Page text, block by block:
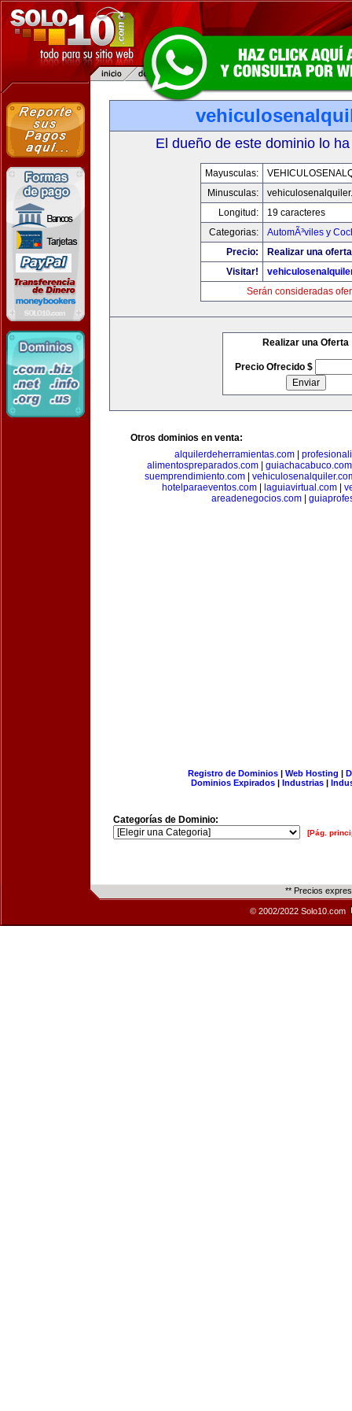
El dueño de este dominio lo
Mayusculas:
Minusculas:
Longitud:
19 caracteres
Categorias:
AutomÃ³viles y
Precio:
Realizar una
Visitar!
Serán consideradas
Realizar una Oferta
Precio Ofrecido $
Otros dominios en venta:
alquilerdeherramientas.com
alimentospreparados.com| guiachacabuco.com
suemprendimiento.com|
hotelparaeventos.com
laguiavirtual.com
areadenegocios.com|
Registro de Dominios| Web Hosting |
Dominios Expirados | Industrias |
Categorías de Dominio:
[Pág.
** Precios
© 2002/2022 Solo10.com